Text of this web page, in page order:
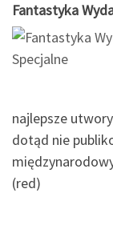
Fantastyka
najlepsze
dotąd nie
(red)